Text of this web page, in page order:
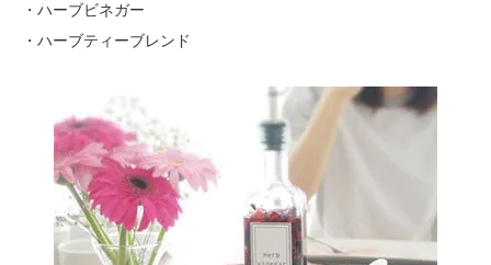
・ハーブビネガー
・ハーブティーブレンド